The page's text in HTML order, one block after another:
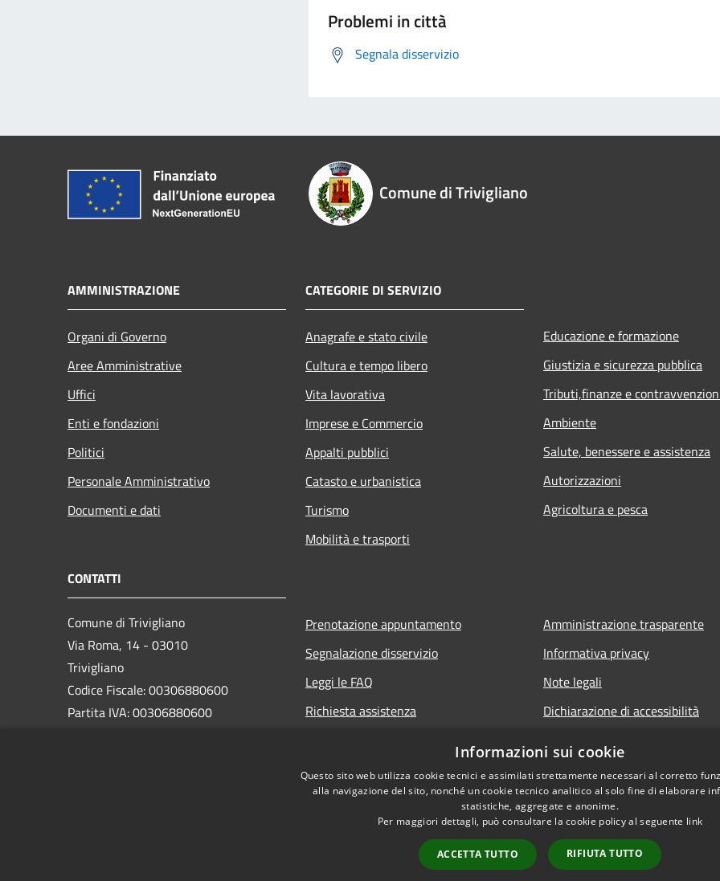
Problemi in città
Segnala disservizio
Comune di Trivigliano
AMMINISTRAZIONE
Organi di Governo
Aree Amministrative
Uffici
Enti e fondazioni
Politici
Personale Amministrativo
Documenti e dati
CATEGORIE DI SERVIZIO
Anagrafe e stato civile
Cultura e tempo libero
Vita lavorativa
Imprese e Commercio
Appalti pubblici
Catasto e urbanistica
Turismo
Mobilità e trasporti
Educazione e formazione
Giustizia e sicurezza pubblica
Tributi,finanze e
Ambiente
Salute, benessere e assistenza
Autorizzazioni
Agricoltura e pesca
CONTATTI
Comune di Trivigliano
Via Roma, 14 - 03010
Trivigliano
Codice Fiscale: 00306880600
Partita IVA: 00306880600
Prenotazione appuntamento
Segnalazione disservizio
Leggi le FAQ
Richiesta assistenza
Amministrazione trasparente
Informativa privacy
Note legali
Dichiarazione di accessibilità
Informazioni sui cookie
Questo sito web utilizza cookie tecnici e assimilati strettamente necessari al corretto
alla navigazione del sito, nonché un cookie tecnico analitico al solo fine di elaborare
statistiche, aggregate e anonime.
Per maggiori dettagli, può consultare la cookie policy al seguente link
ACCETTA TUTTO RIFIUTA TUTTO